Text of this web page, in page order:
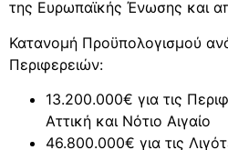
της Ευρωπαϊκής Ένωσης και
Κατανομή Προϋπολογισμού
Περιφερειών:
13.200.000€ για τις
Αττική και Νότιο Αιγαίο
46.800.000€ για τις